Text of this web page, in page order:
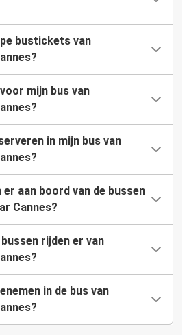
bustickets van
mijn bus van
in mijn bus van
aan boord van de bussen
Cannes?
rijden er van
in de bus van